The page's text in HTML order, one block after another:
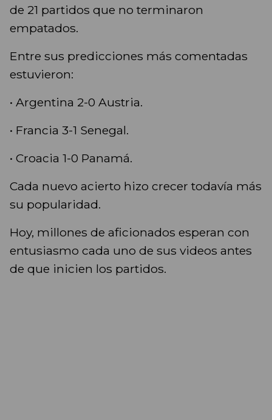
de 21 partidos que no terminaron
empatados.
Entre sus predicciones más comentadas
estuvieron:
• Argentina 2-0 Austria.
• Francia 3-1 Senegal.
• Croacia 1-0 Panamá.
Cada nuevo acierto hizo crecer todavía más
su popularidad.
Hoy, millones de aficionados esperan con
entusiasmo cada uno de sus videos antes
de que inicien los partidos.